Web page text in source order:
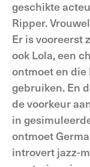
geschikte
Ripper.
Er is vooreerst
ook Lola, een
ontmoet en
gebruiken. En
de voorkeur
in
ontmoet
introvert jazz-